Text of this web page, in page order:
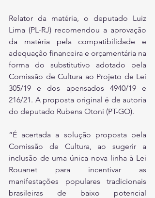
Relator da matéria, o deputado Luiz
Lima (PL-RJ) recomendou a aprovação
da matéria pela compatibilidade e
adequação financeira e orçamentária na
forma do substitutivo adotado pela
Comissão de Cultura ao Projeto de Lei
305/19 e dos apensados 4940/19 e
216/21. A proposta original é de autoria
do deputado Rubens Otoni (PT-GO).
“É acertada a solução proposta pela
Comissão de Cultura, ao sugerir a
inclusão de uma única nova linha à Lei
Rouanet para incentivar as
manifestações populares tradicionais
brasileiras de baixo potencial